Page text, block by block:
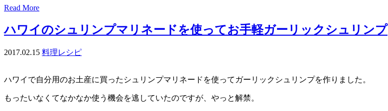
Read More
ハワイのシュリンプマリネードを使ってお手軽ガーリックシュリンプ
2017.02.15 料理レシピ
ハワイで自分用のお土産に買ったシュリンプマリネードを使ってガーリックシュリンプを作りました。
もったいなくてなかなか使う機会を逃していたのですが、やっと解禁。